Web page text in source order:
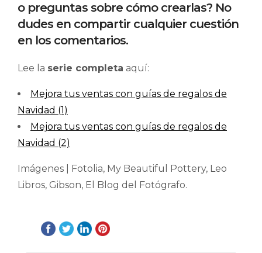
o preguntas sobre cómo crearlas? No
dudes en compartir cualquier cuestión
en los comentarios.
Lee la serie completa aquí:
Mejora tus ventas con guías de regalos de
Navidad (1)
Mejora tus ventas con guías de regalos de
Navidad (2)
Imágenes | Fotolia, My Beautiful Pottery, Leo
Libros, Gibson, El Blog del Fotógrafo.